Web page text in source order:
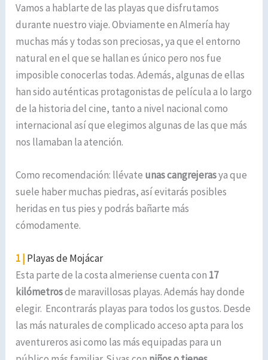
Vamos a hablarte de las playas que disfrutamos
durante nuestro viaje. Obviamente en Almería hay
muchas más y todas son preciosas, ya que el entorno
natural en el que se hallan es único pero nos fue
imposible conocerlas todas. Además, algunas de ellas
han sido auténticas protagonistas de película a lo largo
de la historia del cine, tanto a nivel nacional como
internacional así que elegimos algunas de las que más
nos llamaban la atención.
Como recomendación: llévate unas cangrejerasya que
suele haber muchas piedras, así evitarás posibles
heridas en tus pies y podrás bañarte más
cómodamente.
1 | Playas de Mojácar
Esta parte de la costa almeriense cuenta con 17
kilómetrosde maravillosas playas. Además hay donde
elegir. Encontrarás playas para todos los gustos. Desde
las más naturales de complicado acceso apta para los
aventureros asi como las más equipadas para un